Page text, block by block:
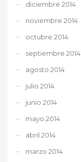
diciembre 2014
noviembre 2014
octubre 2014
septiembre 2014
agosto 2014
julio 2014
junio 2014
mayo 2014
abril 2014
marzo 2014